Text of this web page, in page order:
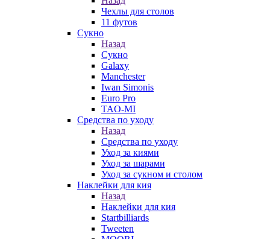
Чехлы для столов
11 футов
Сукно
Назад
Сукно
Galaxy
Manchester
Iwan Simonis
Euro Pro
TAO-MI
Средства по уходу
Назад
Средства по уходу
Уход за киями
Уход за шарами
Уход за сукном и столом
Наклейки для кия
Назад
Наклейки для кия
Startbilliards
Tweeten